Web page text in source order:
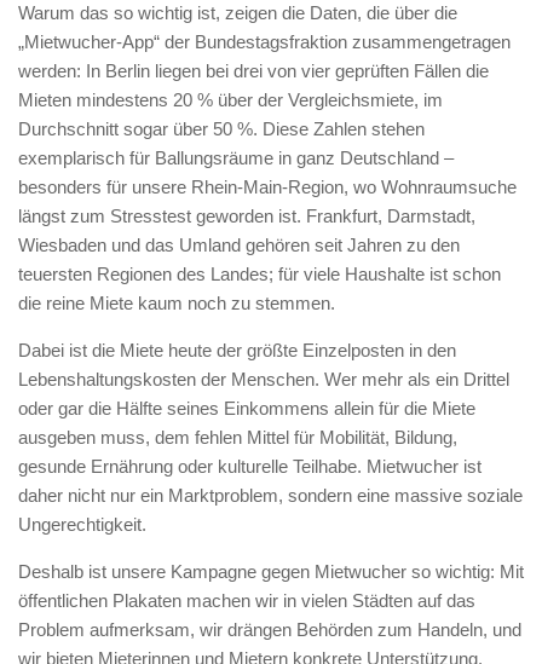
Warum das so wichtig ist, zeigen die Daten, die über die
„Mietwucher-App“ der Bundestagsfraktion zusammengetragen
werden: In Berlin liegen bei drei von vier geprüften Fällen die
Mieten mindestens 20 % über der Vergleichsmiete, im
Durchschnitt sogar über 50 %. Diese Zahlen stehen
exemplarisch für Ballungsräume in ganz Deutschland –
besonders für unsere Rhein-Main-Region, wo Wohnraumsuche
längst zum Stresstest geworden ist. Frankfurt, Darmstadt,
Wiesbaden und das Umland gehören seit Jahren zu den
teuersten Regionen des Landes; für viele Haushalte ist schon
die reine Miete kaum noch zu stemmen.
Dabei ist die Miete heute der größte Einzelposten in den
Lebenshaltungskosten der Menschen. Wer mehr als ein Drittel
oder gar die Hälfte seines Einkommens allein für die Miete
ausgeben muss, dem fehlen Mittel für Mobilität, Bildung,
gesunde Ernährung oder kulturelle Teilhabe. Mietwucher ist
daher nicht nur ein Marktproblem, sondern eine massive soziale
Ungerechtigkeit.
Deshalb ist unsere Kampagne gegen Mietwucher so wichtig: Mit
öffentlichen Plakaten machen wir in vielen Städten auf das
Problem aufmerksam, wir drängen Behörden zum Handeln, und
wir bieten Mieterinnen und Mietern konkrete Unterstützung.